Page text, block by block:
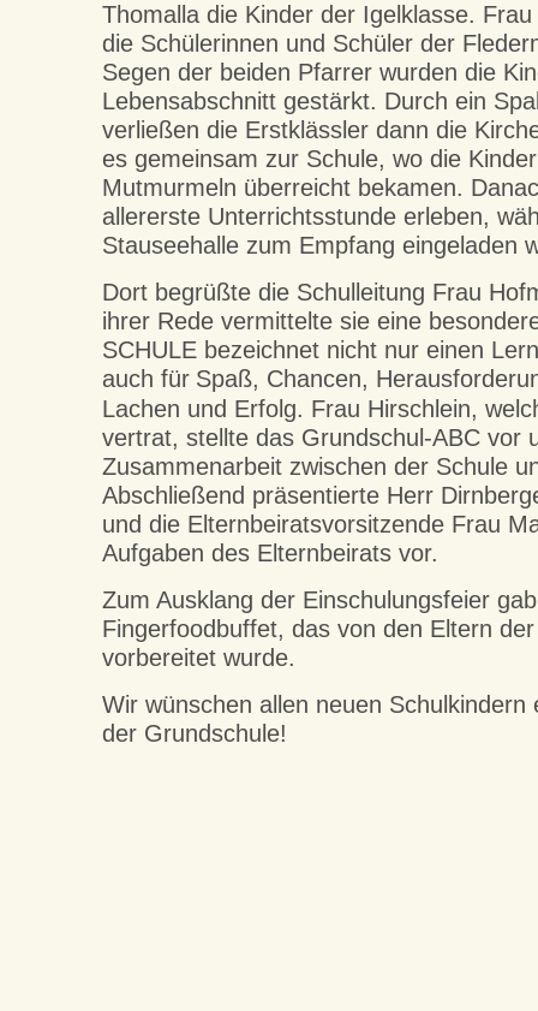
Thomalla die Kinder der Igelklasse.
die Schülerinnen und Schüler der
Segen der beiden Pfarrer wurden die
Lebensabschnitt gestärkt. Durch ein
verließen die Erstklässler dann die
es gemeinsam zur Schule, wo die
Mutmurmeln überreicht bekamen.
allererste Unterrichtsstunde erleben,
Stauseehalle zum Empfang eingeladen
Dort begrüßte die Schulleitung Frau
ihrer Rede vermittelte sie eine
SCHULE bezeichnet nicht nur einen
auch für Spaß, Chancen,
Lachen und Erfolg. Frau Hirschlein,
vertrat, stellte das Grundschul-ABC vor
Zusammenarbeit zwischen der Schule
Abschließend präsentierte Herr
und die Elternbeiratsvorsitzende Frau
Aufgaben des Elternbeirats vor.
Zum Ausklang der Einschulungsfeier
Fingerfoodbuffet, das von den Eltern
vorbereitet wurde.
Wir wünschen allen neuen Schulkindern
der Grundschule!